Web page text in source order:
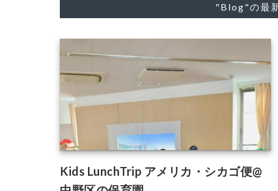
"Blog"の最
Kids LunchTrip アメリカ・シカゴ便@